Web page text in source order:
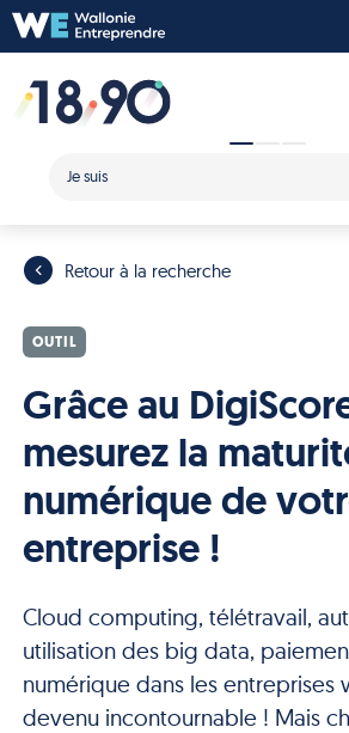
Je suis
Retour à la recherche
OUTIL
Grâce au
mesurez la
numérique de
entreprise !
Cloud computing, télétravail,
utilisation des big data,
numérique dans les entreprises
devenu incontournable ! Mais